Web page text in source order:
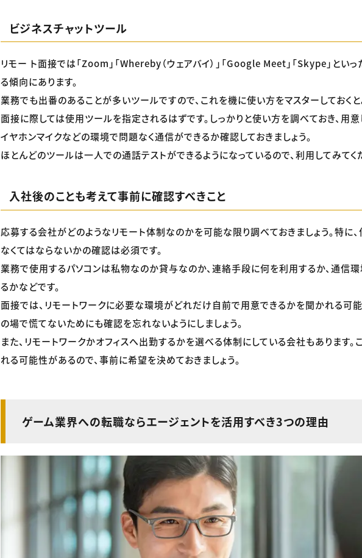
ビジネスチャットツール
リモー ト面接では「Zoom」「Whereby（ウェアバイ）」「Google Meet」「Skype」とい
る傾向にあります。
業務でも出番のあることが多いツールですので、これを機に使い方をマスターしておくと
面接に際しては使用ツールを指定されるはずです。しっかりと使い方を調べておき、用
イヤホンマイクなどの環境で問題なく通信ができるか確認しておきましょう。
ほとんどのツールは一人での通話テストができるようになっているので、利用してみてく
入社後のことも考えて事前に確認すべきこと
応募する会社がどのようなリモート体制なのかを可能な限り調べておきましょう。特に
なくてはならないかの確認は必須です。
業務で使用するパソコンは私物なのか貸与なのか、連絡手段に何を利用するか、通信
るかなどです。
面接では、リモートワークに必要な環境がどれだけ自前で用意できるかを聞かれる可能
の場で慌てないためにも確認を忘れないようにしましょう。
また、リモートワークかオフィスへ出勤するかを選べる体制にしている会社もあります。
れる可能性があるので、事前に希望を決めておきましょう。
ゲーム業界への転職ならエージェントを活用すべき3つの理由